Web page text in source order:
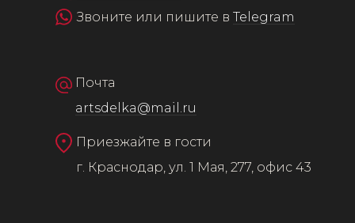
Звоните или пишите в Telegram
Почта
artsdelka@mail.ru
Приезжайте в гости
г. Краснодар, ул. 1 Мая, 277, офис 43